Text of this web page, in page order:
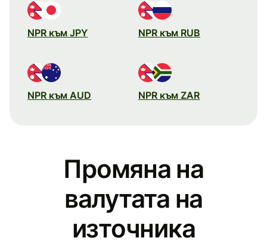
NPR към JPY NPR към RUB
NPR към AUD NPR към ZAR
Промяна на
валутата на
източника